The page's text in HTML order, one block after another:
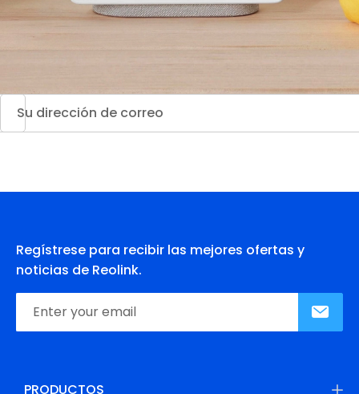
Regístrese para recibir las mejores ofertas y
noticias de Reolink.
PRODUCTOS